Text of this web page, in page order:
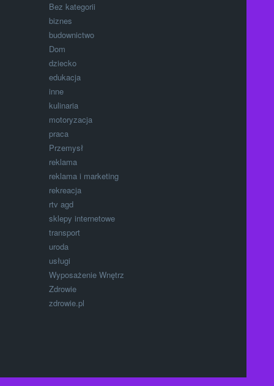
Bez kategorii
biznes
budownictwo
Dom
dziecko
edukacja
inne
kulinaria
motoryzacja
praca
Przemysł
reklama
reklama i marketing
rekreacja
rtv agd
sklepy internetowe
transport
uroda
usługi
Wyposażenie Wnętrz
Zdrowie
zdrowie.pl